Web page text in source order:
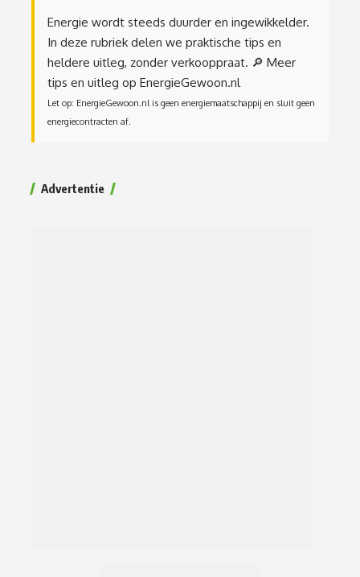
Energie wordt steeds duurder en ingewikkelder.
In deze rubriek delen we praktische tips en
heldere uitleg, zonder verkooppraat. 🔎 Meer
tips en uitleg op EnergieGewoon.nl
Let op: EnergieGewoon.nl is geen energiemaatschappij en sluit geen
energiecontracten af.
Advertentie